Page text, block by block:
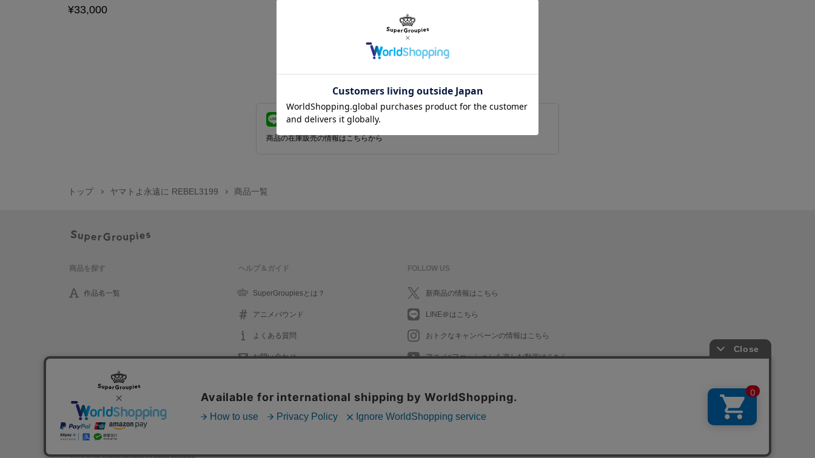
¥33,000
1
在庫販売のご案内
商品の在庫販売の情報はこちらから
トップ ヤマトよ永遠に REBEL3199 商品一覧
商品を探す
作品名一覧
ヘルプ＆ガイド
SuperGroupiesとは？
アニメバウンド
よくある質問
お問い合わせ
FOLLOW US
新商品の情報はこちら
LINE＠はこちら
おトクなキャンペーンの情報はこちら
アニメ×ファッションを楽しむ動画はこちら
What's New in English
プライバシーポリシー